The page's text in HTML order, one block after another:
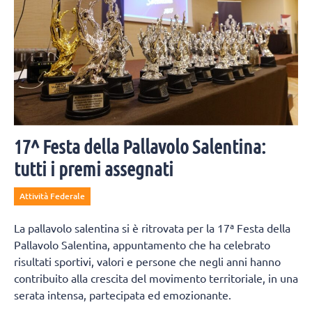
17^ Festa della Pallavolo Salentina:
tutti i premi assegnati
Attività Federale
La pallavolo salentina si è ritrovata per la 17ª Festa della
Pallavolo Salentina, appuntamento che ha celebrato
risultati sportivi, valori e persone che negli anni hanno
contribuito alla crescita del movimento territoriale, in una
serata intensa, partecipata ed emozionante.